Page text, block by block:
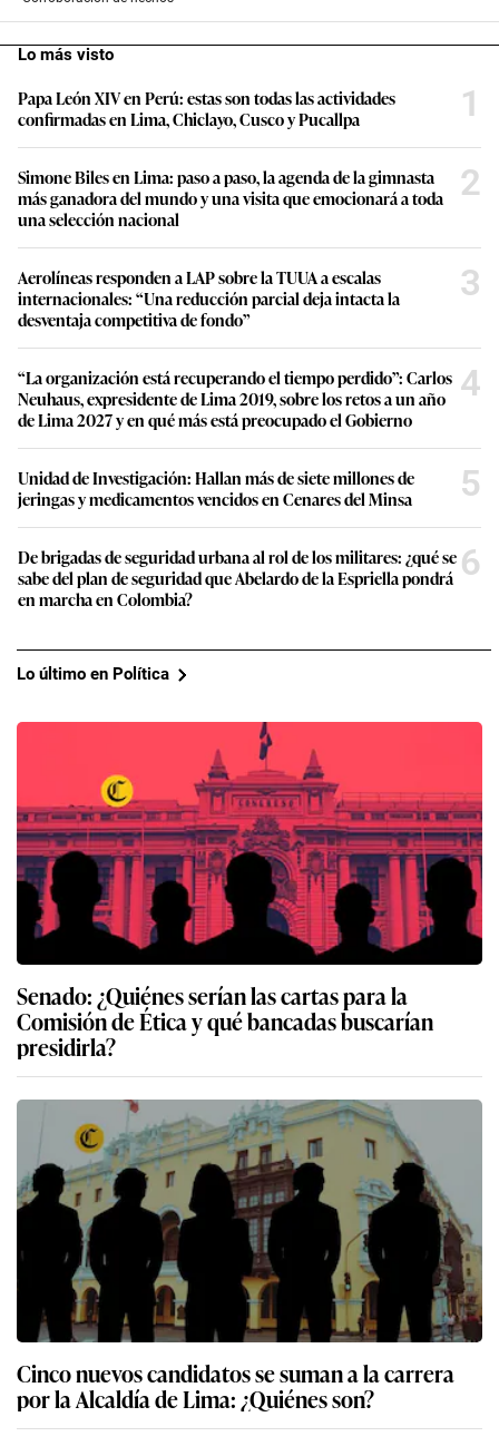
Lo más visto
Papa León XIV en Perú: estas son todas las actividades
confirmadas en Lima, Chiclayo, Cusco y Pucallpa
1
Simone Biles en Lima: paso a paso, la agenda de la gimnasta
más ganadora del mundo y una visita que emocionará a toda
una selección nacional
2
Aerolíneas responden a LAP sobre la TUUA a escalas
internacionales: “Una reducción parcial deja intacta la
desventaja competitiva de fondo”
3
“La organización está recuperando el tiempo perdido”: Carlos
Neuhaus, expresidente de Lima 2019, sobre los retos a un año
de Lima 2027 y en qué más está preocupado el Gobierno
4
Unidad de Investigación: Hallan más de siete millones de
jeringas y medicamentos vencidos en Cenares del Minsa
5
De brigadas de seguridad urbana al rol de los militares: ¿qué se
sabe del plan de seguridad que Abelardo de la Espriella pondrá
en marcha en Colombia?
6
Lo último en Política
Senado: ¿Quiénes serían las cartas para la
Comisión de Ética y qué bancadas buscarían
presidirla?
Cinco nuevos candidatos se suman a la carrera
por la Alcaldía de Lima: ¿Quiénes son?